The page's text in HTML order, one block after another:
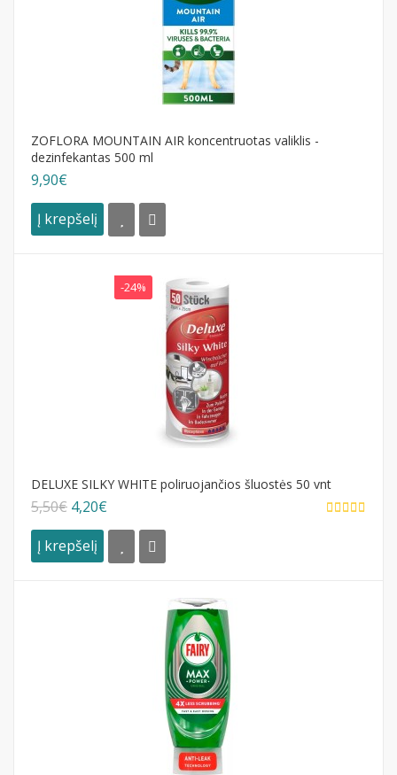
ZOFLORA MOUNTAIN AIR koncentruotas valiklis -
dezinfekantas 500 ml
9,90€
Į krepšelį
-24%
DELUXE SILKY WHITE poliruojančios šluostės 50 vnt
5,50€ 4,20€
Į krepšelį